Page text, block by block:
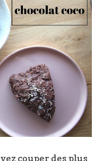
couper des plus